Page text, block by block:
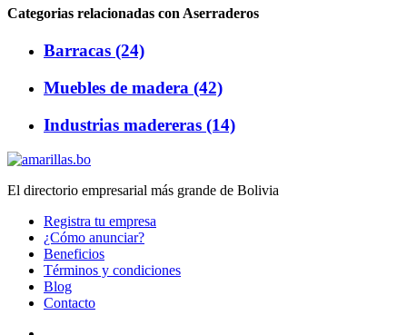
Categorias relacionadas con Aserraderos
Barracas (24)
Muebles de madera (42)
Industrias madereras (14)
El directorio empresarial más grande de Bolivia
Registra tu empresa
¿Cómo anunciar?
Beneficios
Términos y condiciones
Blog
Contacto